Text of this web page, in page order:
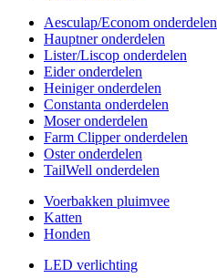
Aesculap/Econom onderdelen
Hauptner onderdelen
Lister/Liscop onderdelen
Eider onderdelen
Heiniger onderdelen
Constanta onderdelen
Moser onderdelen
Farm Clipper onderdelen
Oster onderdelen
TailWell onderdelen
Voerbakken pluimvee
Katten
Honden
LED verlichting